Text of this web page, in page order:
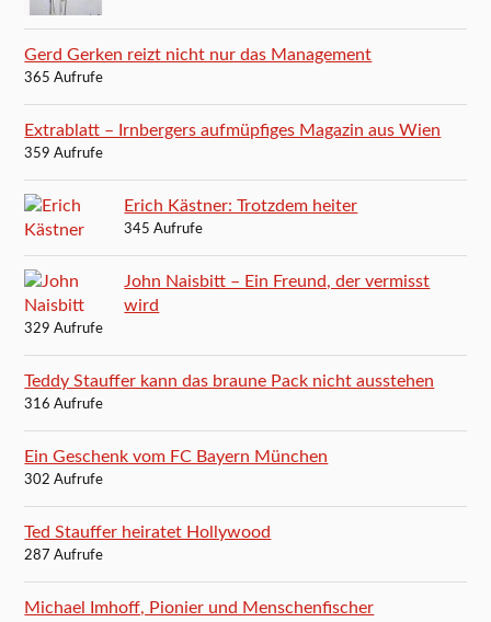
Gerd Gerken reizt nicht nur das Management
365 Aufrufe
Extrablatt – Irnbergers aufmüpfiges Magazin aus Wien
359 Aufrufe
Erich Kästner: Trotzdem heiter
345 Aufrufe
John Naisbitt – Ein Freund, der vermisst
wird
329 Aufrufe
Teddy Stauffer kann das braune Pack nicht ausstehen
316 Aufrufe
Ein Geschenk vom FC Bayern München
302 Aufrufe
Ted Stauffer heiratet Hollywood
287 Aufrufe
Michael Imhoff, Pionier und Menschenfischer